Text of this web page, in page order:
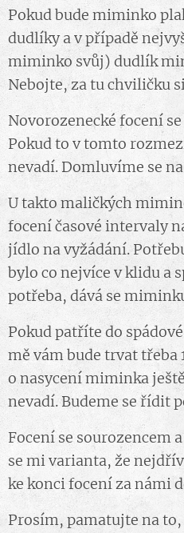
Pokud bude miminko
dudlíky a v případě
miminko svůj) dudlík
Nebojte, za tu chviličku
Novorozenecké focení
Pokud to v tomto
nevadí. Domluvíme se
U takto maličkých
focení časové intervaly
jídlo na vyžádání.
bylo co nejvíce v klidu a
potřeba, dává se
Pokud patříte do
mě vám bude trvat
o nasycení miminka
nevadí. Budeme se řídit
Focení se sourozencem
se mi varianta, že
ke konci focení za námi
Prosím, pamatujte na